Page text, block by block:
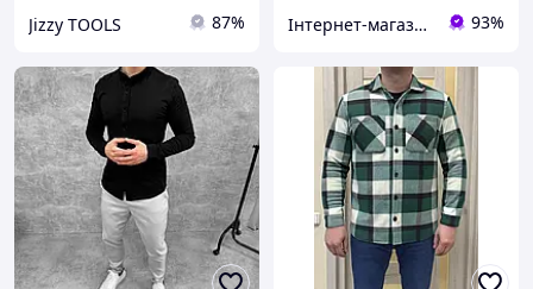
Jizzy TOOLS 87% Інтернет-магазин Look 100 Clothes 93%